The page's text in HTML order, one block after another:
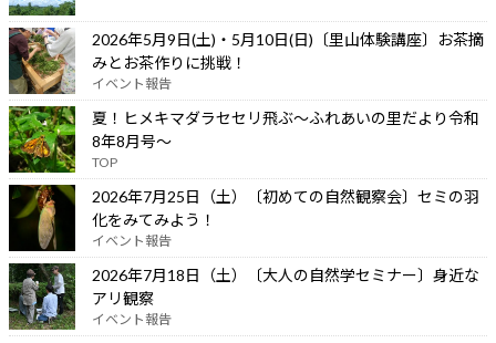
2026年5月9日(土)・5月10日(日)〔里山体験講座〕お茶摘
みとお茶作りに挑戦！
イベント報告
夏！ヒメキマダラセセリ飛ぶ～ふれあいの里だより令和
8年8月号～
TOP
2026年7月25日（土）〔初めての自然観察会〕セミの羽
化をみてみよう！
イベント報告
2026年7月18日（土）〔大人の自然学セミナー〕身近な
アリ観察
イベント報告